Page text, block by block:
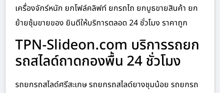
เครื่องจักร์หนัก ยกโฟล์คลิฟท์ ยกรถไถ ยกบูธขายสินค้า ยก
ย้ายซุ้มขายของ ยินดีให้บริการตลอด 24 ชั่วโมง ราคาถูก
TPN-Slideon.com บริการรถยก
รถสไลด์ถาดกองพื้น 24 ชั่วโมง
รถยกรถสไลด์ศรีสะเกษ รถยกรถสไลด์ยางชุมน้อย รถยกรถ